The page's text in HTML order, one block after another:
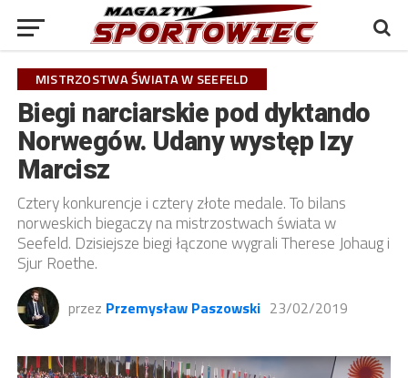
MISTRZOSTWA ŚWIATA W SEEFELD
Biegi narciarskie pod dyktando
Norwegów. Udany występ Izy
Marcisz
Cztery konkurencje i cztery złote medale. To bilans
norweskich biegaczy na mistrzostwach świata w
Seefeld. Dzisiejsze biegi łączone wygrali Therese Johaug i
Sjur Roethe.
przez Przemysław Paszowski 23/02/2019